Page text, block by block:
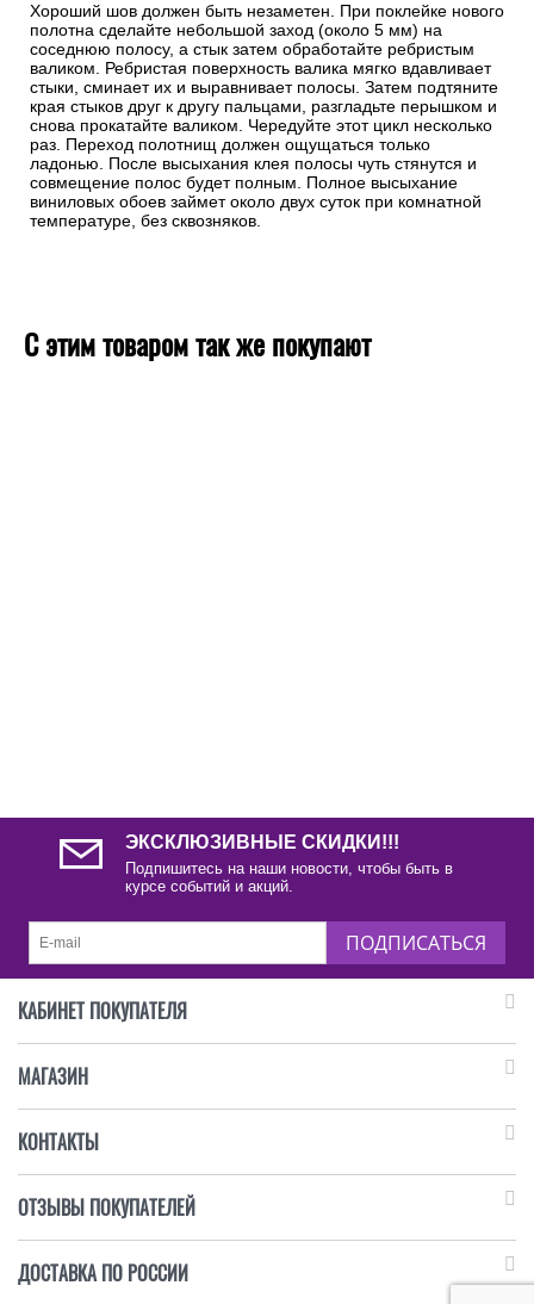
Хороший шов должен быть незаметен. При поклейке нового
полотна сделайте небольшой заход (около 5 мм) на
соседнюю полосу, а стык затем обработайте ребристым
валиком. Ребристая поверхность валика мягко вдавливает
стыки, сминает их и выравнивает полосы. Затем подтяните
края стыков друг к другу пальцами, разгладьте перышком и
снова прокатайте валиком. Чередуйте этот цикл несколько
раз. Переход полотнищ должен ощущаться только
ладонью. После высыхания клея полосы чуть стянутся и
совмещение полос будет полным. Полное высыхание
виниловых обоев займет около двух суток при комнатной
температуре, без сквозняков.
С этим товаром так же покупают
ЭКСКЛЮЗИВНЫЕ СКИДКИ!!!
Подпишитесь на наши новости, чтобы быть в
курсе событий и акций.
ПОДПИСАТЬСЯ
КАБИНЕТ ПОКУПАТЕЛЯ
МАГАЗИН
КОНТАКТЫ
ОТЗЫВЫ ПОКУПАТЕЛЕЙ
ДОСТАВКА ПО РОССИИ